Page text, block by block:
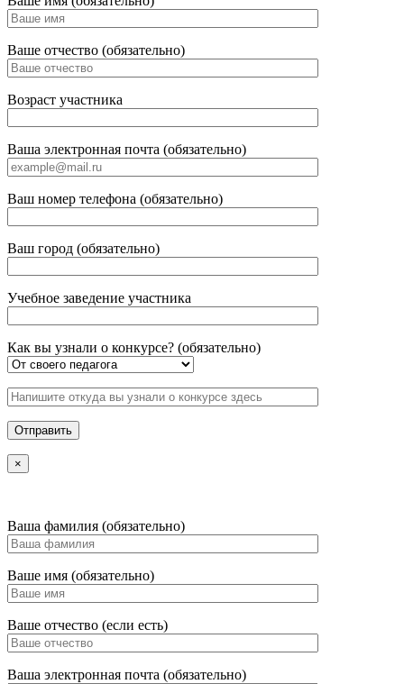
Ваше отчество (обязательно)
Возраст участника
Ваша электронная почта (обязательно)
Ваш номер телефона (обязательно)
Ваш город (обязательно)
Учебное заведение участника
Как вы узнали о конкурсе? (обязательно)
×
Ваша фамилия (обязательно)
Ваше имя (обязательно)
Ваше отчество (если есть)
Ваша электронная почта (обязательно)